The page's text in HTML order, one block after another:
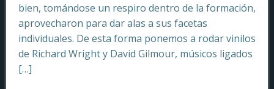
bien, tomándose un respiro dentro de la formación,
aprovecharon para dar alas a sus facetas
individuales. De esta forma ponemos a rodar vinilos
de Richard Wright y David Gilmour, músicos ligados
[…]